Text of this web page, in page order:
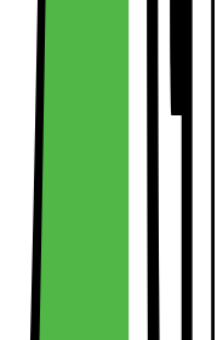
ikke blevet bedømt.